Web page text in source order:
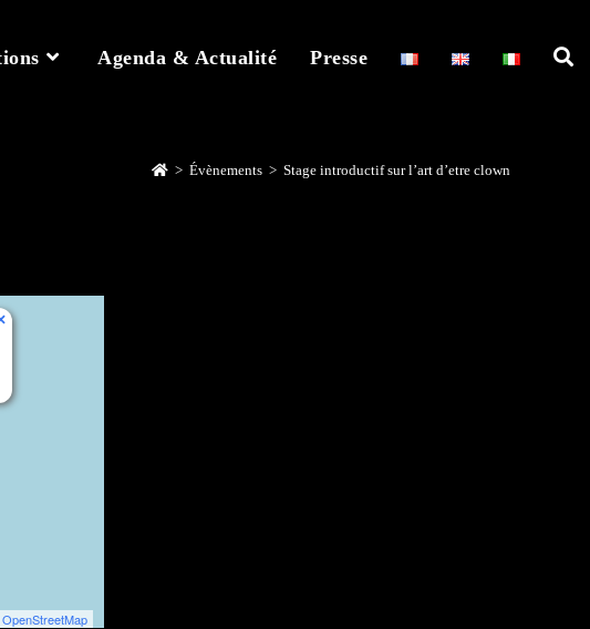
Agenda & Actualité Presse
> Évènements > Stage introductif sur l’art d’etre clown
OpenStreetMap